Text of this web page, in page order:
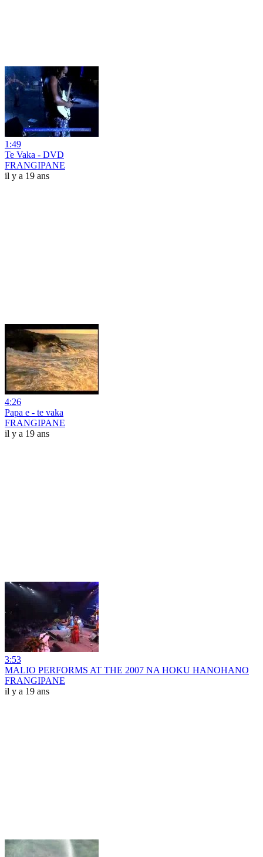
1:49
Te Vaka - DVD
FRANGIPANE
il y a 19 ans
4:26
Papa e - te vaka
FRANGIPANE
il y a 19 ans
3:53
MALIO PERFORMS AT THE 2007 NA HOKU HANOHANO
FRANGIPANE
il y a 19 ans